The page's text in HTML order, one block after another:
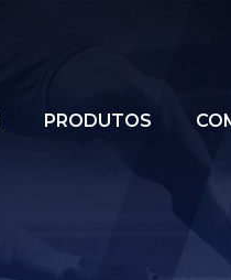
PRODUTOS